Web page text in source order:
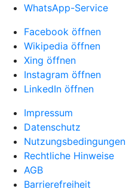
WhatsApp-Service
Facebook öffnen
Wikipedia öffnen
Xing öffnen
Instagram öffnen
LinkedIn öffnen
Impressum
Datenschutz
Nutzungsbedingungen
Rechtliche Hinweise
AGB
Barrierefreiheit